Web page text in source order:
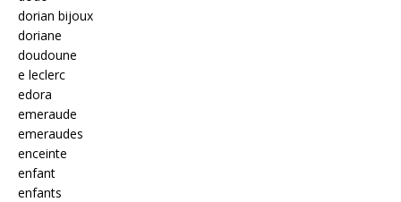
dorian bijoux
doriane
doudoune
e leclerc
edora
emeraude
emeraudes
enceinte
enfant
enfants